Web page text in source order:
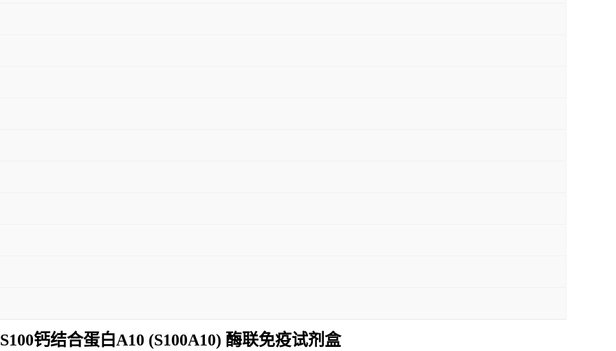
钙结合蛋白A10 (S100A10) 酶联免疫试剂盒